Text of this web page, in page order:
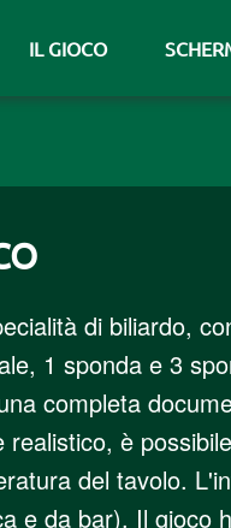
IL GIOCO
di biliardo,
1 sponda e 3
completa
è
del tavolo.
e da bar). Il gioco